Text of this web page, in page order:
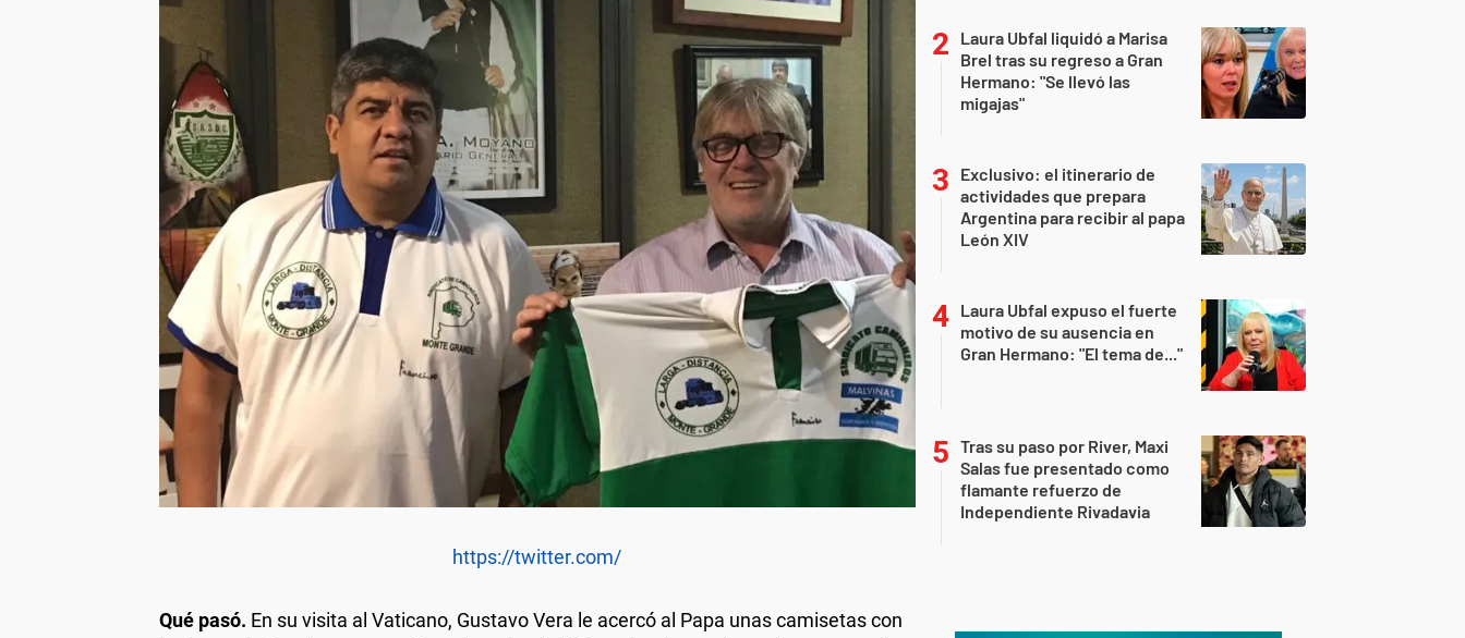
https://twitter.com/
Qué pasó. En su visita al Vaticano, Gustavo Vera le acercó al Papa unas camisetas con
Laura Ubfal liquidó a Marisa
Brel tras su regreso a Gran
Hermano: "Se llevó las
migajas"
Exclusivo: el itinerario de
actividades que prepara
Argentina para recibir al papa
León XIV
Laura Ubfal expuso el fuerte
motivo de su ausencia en
Gran Hermano: "El tema de..."
Tras su paso por River, Maxi
Salas fue presentado como
flamante refuerzo de
Independiente Rivadavia